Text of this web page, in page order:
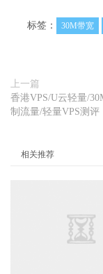
标签： 30M带宽
上一篇
香港VPS/U云轻量/
制流量/轻量VPS测评
相关推荐